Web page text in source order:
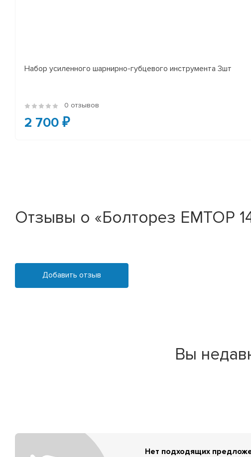
Набор усиленного шарнирно-губцевого инструмента 3шт
0 отзывов
2 700 ₽
Отзывы о «Болторез EMTOP
Добавить отзыв
Вы
Нет подходящих